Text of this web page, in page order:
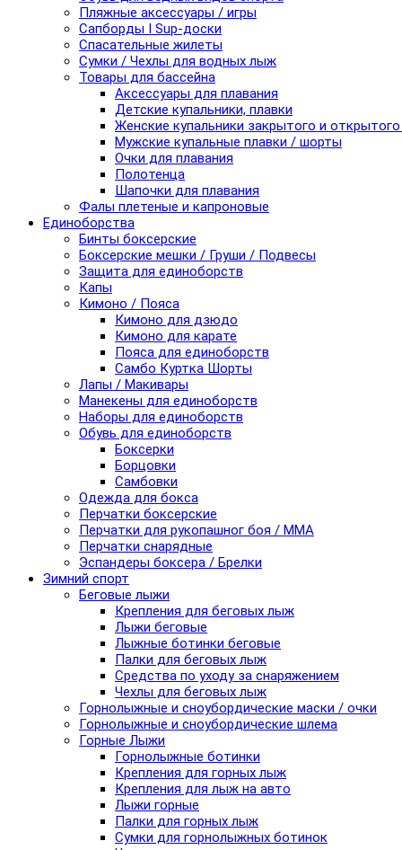
Пляжные аксессуары / игры
Сапборды I Sup-доски
Спасательные жилеты
Сумки / Чехлы для водных лыж
Товары для бассейна
Аксессуары для плавания
Детские купальники, плавки
Женские купальники закрытого и
Мужские купальные плавки / шорты
Очки для плавания
Полотенца
Шапочки для плавания
Фалы плетеные и капроновые
Единоборства
Бинты боксерские
Боксерские мешки / Груши / Подвесы
Защита для единоборств
Капы
Кимоно / Пояса
Кимоно для дзюдо
Кимоно для карате
Пояса для единоборств
Самбо Куртка Шорты
Лапы / Макивары
Манекены для единоборств
Наборы для единоборств
Обувь для единоборств
Боксерки
Борцовки
Самбовки
Одежда для бокса
Перчатки боксерские
Перчатки для рукопашног боя / ММА
Перчатки снарядные
Эспандеры боксера / Брелки
Зимний спорт
Беговые лыжи
Крепления для беговых лыж
Лыжи беговые
Лыжные ботинки беговые
Палки для беговых лыж
Средства по уходу за снаряжением
Чехлы для беговых лыж
Горнолыжные и сноубордические маски / очки
Горнолыжные и сноубордические шлема
Горные Лыжи
Горнолыжные ботинки
Крепления для горных лыж
Крепления для лыж на авто
Лыжи горные
Палки для горных лыж
Сумки для горнолыжных ботинок